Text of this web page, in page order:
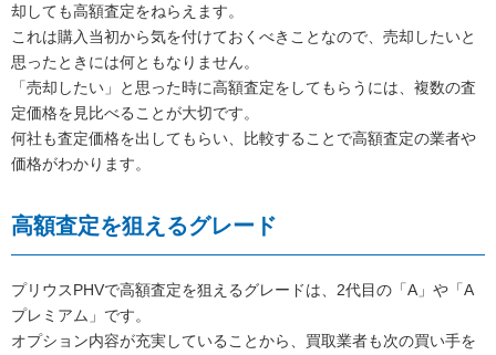
却しても高額査定をねらえます。
これは購入当初から気を付けておくべきことなので、売却したいと
思ったときには何ともなりません。
「売却したい」と思った時に高額査定をしてもらうには、複数の査
定価格を見比べることが大切です。
何社も査定価格を出してもらい、比較することで高額査定の業者や
価格がわかります。
高額査定を狙えるグレード
プリウスPHVで高額査定を狙えるグレードは、2代目の「A」や「A
プレミアム」です。
オプション内容が充実していることから、買取業者も次の買い手を